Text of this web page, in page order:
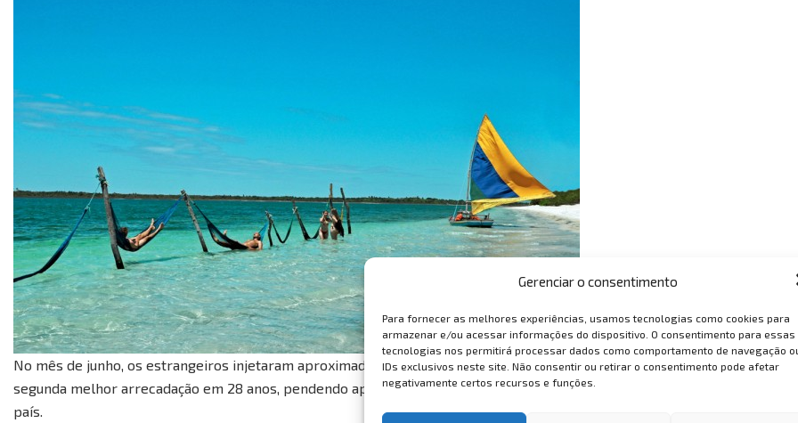
Gerenciar o consentimento
Para fornecer as melhores experiências, usamos tecnologias como cookies para
armazenar e/ou acessar informações do dispositivo. O consentimento para essas
tecnologias nos permitirá processar dados como comportamento de navegação
IDs exclusivos neste site. Não consentir ou retirar o consentimento pode afetar
negativamente certos recursos e funções.
No mês de junho, os estrangeiros injetaram aproximadamente R$ 2,4 bilhões com consumo no país, o que representa a
segunda melhor arrecadação em 28 anos, pendendo apenas para 2014, no período de realização da Copa do Mundo no
país.